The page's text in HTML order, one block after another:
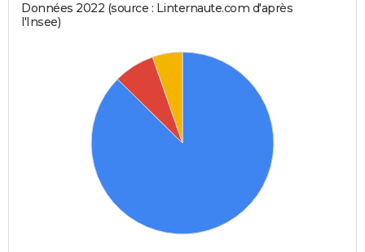
Données 2022 (source : Linternaute.com d'après
l'Insee)